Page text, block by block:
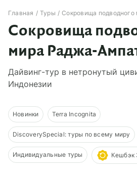
Круизы
Индивидуальные
Корпоративные
О компании
Журнал
Сертификаты
Подписаться
Главная Туры Сокровища
Сокровища
мира Раджа-
Дайвинг-тур в нетронутый
Индонезии
Новинки Terra Incognita
DiscoverySpecial: туры по всему миру
Индивидуальные туры Кешбэк